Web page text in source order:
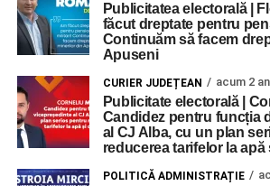
Publicitatea electorală |
făcut dreptate pentru
Continuăm să facem
Apuseni
CURIER JUDEȚEAN acum 2
Publicitate electorală |
Candidez pentru funcția
al CJ Alba, cu un plan
reducerea tarifelor la apă
POLITICĂ ADMINISTRAȚIE